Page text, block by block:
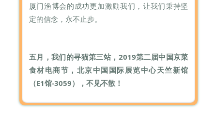
厦门渔博会的成功更加激励我们，让我们秉持坚
定的信念， 永不止步。
五月， 我们的寻猫第三站，2019第二届中国京菜
食材电商节，北京中国国际展览中心天竺新馆
（E1馆-3059），不见不散！